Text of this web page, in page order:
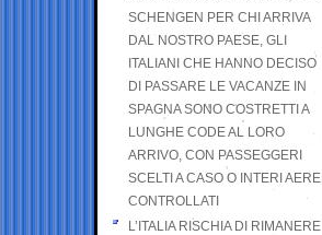
SCHENGEN PER CHI ARRIVA
DAL NOSTRO PAESE, GLI
ITALIANI CHE HANNO DECISO
DI PASSARE LE VACANZE IN
SPAGNA SONO COSTRETTI A
LUNGHE CODE AL LORO
ARRIVO, CON PASSEGGERI
SCELTI A CASO O INTERI AEREI
CONTROLLATI
L’ITALIA RISCHIA DI RIMANERE